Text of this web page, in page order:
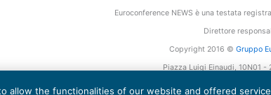
Euroconference NEWS è una testata
Direttore
Copyright 2016 © Gruppo
Piazza Luigi Einaudi, 10N01
Capitale Sociale € 300.000,00 i.v. C.F. P.IVA
allow the functionalities of our website and offered